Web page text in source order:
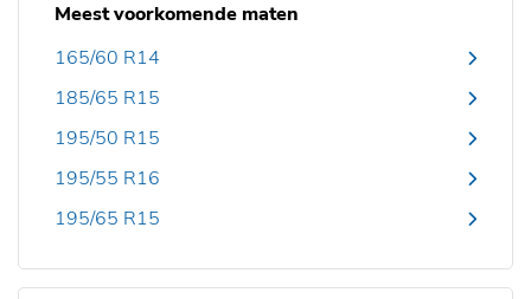
Meest voorkomende maten
165/60 R14
185/65 R15
195/50 R15
195/55 R16
195/65 R15